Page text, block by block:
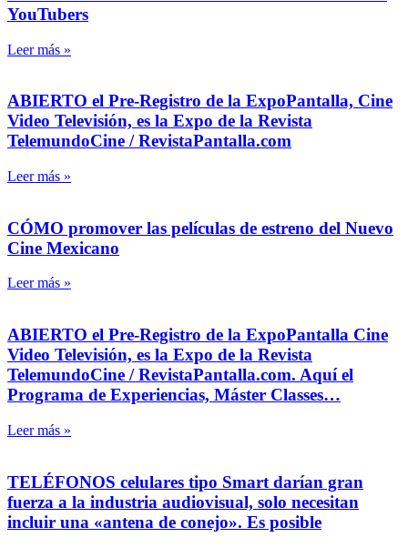
YouTubers
Leer más »
ABIERTO el Pre-Registro de la ExpoPantalla, Cine
Video Televisión, es la Expo de la Revista
TelemundoCine / RevistaPantalla.com
Leer más »
CÓMO promover las películas de estreno del Nuevo
Cine Mexicano
Leer más »
ABIERTO el Pre-Registro de la ExpoPantalla Cine
Video Televisión, es la Expo de la Revista
TelemundoCine / RevistaPantalla.com. Aquí el
Programa de Experiencias, Máster Classes…
Leer más »
TELÉFONOS celulares tipo Smart darían gran
fuerza a la industria audiovisual, solo necesitan
incluir una «antena de conejo». Es posible